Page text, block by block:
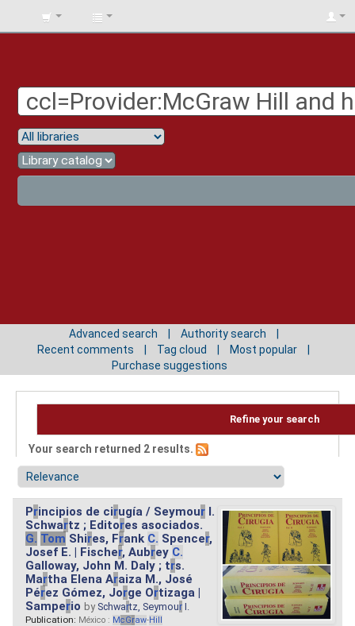
BIBLIOTECA
Advanced search
Authority search
Recent comments
Tag cloud
Most popular
Purchase suggestions
Refine your search
Your search returned 2 results.
Principios de cirugía / Seymour I.
Schwartz ; Editores asociados.
G. Tom Shires, Frank C. Spencer,
Josef E. | Fischer, Aubrey C.
Galloway, John M. Daly ; trs.
Martha Elena Araiza M., José
Pérez Gómez, Jorge Ortizaga |
Samperio by Schwartz, Seymour I.
Publication: México : McGraw-Hill